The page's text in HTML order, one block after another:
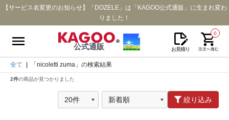
【サービス名変更のお知らせ】「DOZELE」は「KAGOO公式通販」に生まれ変わ
りました！
公式通販 お見積り
0
注文へ進む
全て 「nicoletti zuma」の検索結果
2件の商品が見つかりました
絞り込み